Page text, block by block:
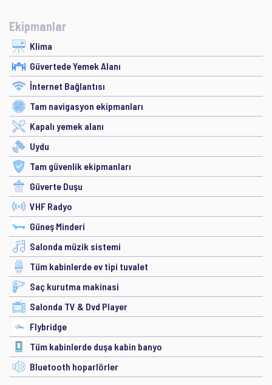
Ekipmanlar
Klima
Güvertede Yemek Alanı
İnternet Bağlantısı
Tam navigasyon ekipmanları
Kapalı yemek alanı
Uydu
Tam güvenlik ekipmanları
Güverte Duşu
VHF Radyo
Güneş Minderi
Salonda müzik sistemi
Tüm kabinlerde ev tipi tuvalet
Saç kurutma makinasi
Salonda TV & Dvd Player
Flybridge
Tüm kabinlerde duşa kabin banyo
Bluetooth hoparlörler